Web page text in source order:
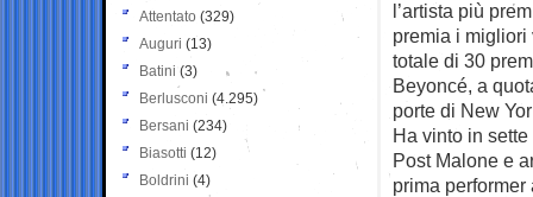
l’artista più
premia i
totale di 30
Beyoncé, a
porte di New
Ha vinto in sette
Post Malone e
prima performer
Attentato (329)
Auguri (13)
Batini (3)
Berlusconi (4.295)
Bersani (234)
Biasotti (12)
Boldrini (4)